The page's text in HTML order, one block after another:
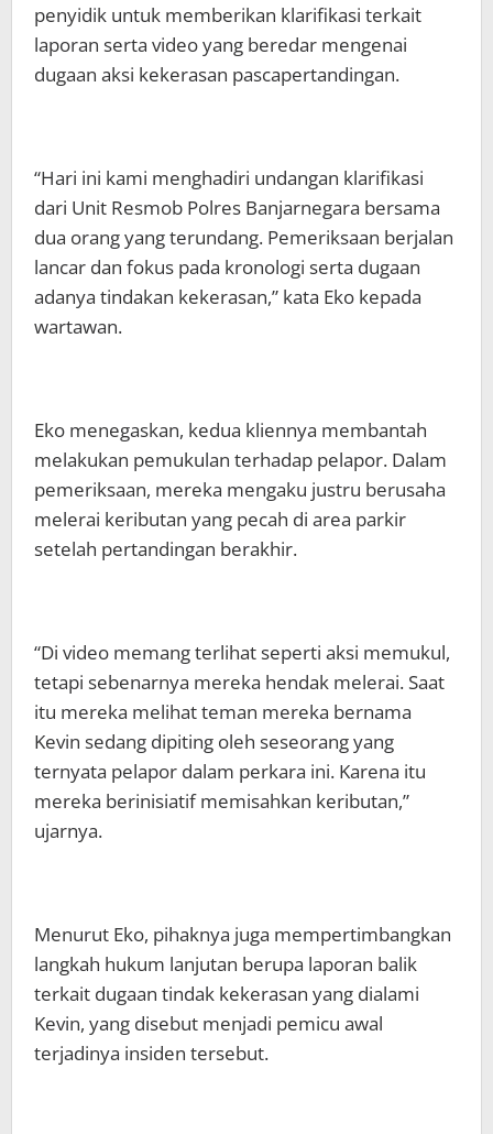
penyidik untuk memberikan klarifikasi terkait
laporan serta video yang beredar mengenai
dugaan aksi kekerasan pascapertandingan.
“Hari ini kami menghadiri undangan klarifikasi
dari Unit Resmob Polres Banjarnegara bersama
dua orang yang terundang. Pemeriksaan berjalan
lancar dan fokus pada kronologi serta dugaan
adanya tindakan kekerasan,” kata Eko kepada
wartawan.
Eko menegaskan, kedua kliennya membantah
melakukan pemukulan terhadap pelapor. Dalam
pemeriksaan, mereka mengaku justru berusaha
melerai keributan yang pecah di area parkir
setelah pertandingan berakhir.
“Di video memang terlihat seperti aksi memukul,
tetapi sebenarnya mereka hendak melerai. Saat
itu mereka melihat teman mereka bernama
Kevin sedang dipiting oleh seseorang yang
ternyata pelapor dalam perkara ini. Karena itu
mereka berinisiatif memisahkan keributan,”
ujarnya.
Menurut Eko, pihaknya juga mempertimbangkan
langkah hukum lanjutan berupa laporan balik
terkait dugaan tindak kekerasan yang dialami
Kevin, yang disebut menjadi pemicu awal
terjadinya insiden tersebut.